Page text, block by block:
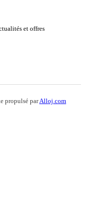
et offres
propulsé parAlloj.com